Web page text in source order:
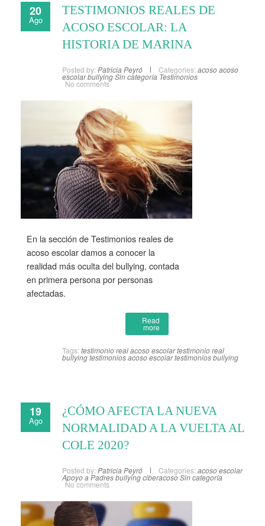
20
Ago
TESTIMONIOS REALES DE
ACOSO ESCOLAR: LA
HISTORIA DE MARINA
Posted by: Patricia Peyró Categories: acosoacoso
escolarbullyingSin categoría Testimonios
No comments
En la sección de Testimonios reales de
acoso escolar damos a conocer la
realidad más oculta del bullying, contada
en primera persona por personas
afectadas.
Read
more
Tags: testimonio real acoso escolartestimonio real
bullyingtestimonios acoso escolartestimonios bullying
19
Ago
¿CÓMO AFECTA LA NUEVA
NORMALIDAD A LA VUELTA AL
COLE 2020?
Posted by: Patricia Peyró Categories: acoso escolar
Apoyo a PadresbullyingciberacosoSin categoría
No comments